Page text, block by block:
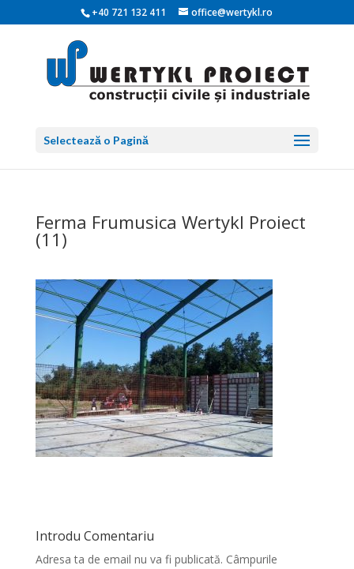
+40 721 132 411 office@wertykl.ro
Selectează o Pagină
Ferma Frumusica Wertykl Proiect
(11)
Introdu Comentariu
Adresa ta de email nu va fi publicată. Câmpurile